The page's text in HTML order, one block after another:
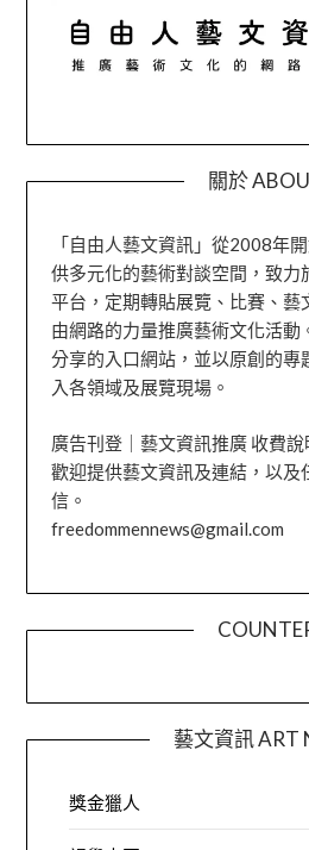
關於
「自由人藝文資訊」從2008年
供多元化的藝術對談空間，致力
平台，定期轉貼展覽、比賽、藝
由網路的力量推廣藝術文化活動
分享的入口網站，並以原創的專
入各領域及展覽現場。
廣告刊登｜藝文資訊推廣 收費說
歡迎提供藝文資訊及連結，以及
信。
freedommennews@gmail.com
藝文資訊 ART
獎金獵人